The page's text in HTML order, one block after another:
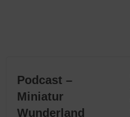
Podcast –
Miniatur
Wunderland